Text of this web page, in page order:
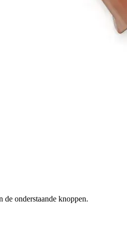
onderstaande knoppen.